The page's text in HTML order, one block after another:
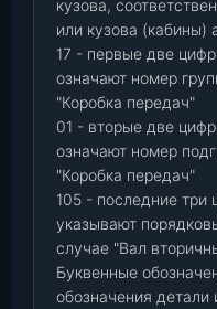
кузова,
или кузова (кабины)
17 - первые две
означают номер
"Коробка передач"
01 - вторые две
означают номер
"Коробка передач"
105 - последние три
указывают
случае "Вал
Буквенные
обозначения